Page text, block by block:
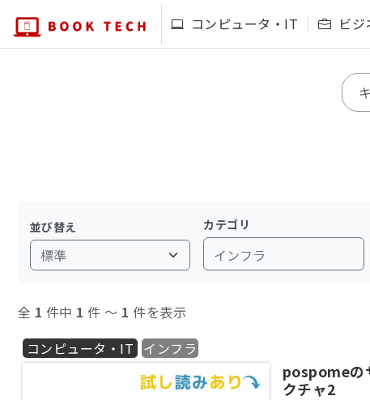
コンピュータ・IT ビジ
並び替え カテゴリ
インフラ
全 1 件中 1 件 〜 1 件を表示
コンピュータ・IT インフラ
pospomeの
クチャ2